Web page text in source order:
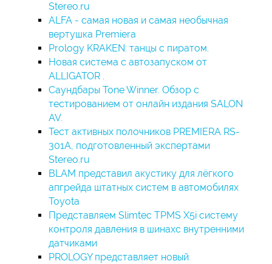
Stereo.ru
ALFA - самая новая и самая необычная
вертушка Premiera
Prology KRAKEN: танцы с пиратом.
Новая система с автозапуском от
ALLIGATOR .
Cаундбары Tone Winner. Обзор с
тестированием от онлайн издания SALON
AV.
Тест активных полочников PREMIERA RS-
301A, подготовленный экспертами
Stereo.ru
BLAM представил акустику для лёгкого
апгрейда штатных систем в автомобилях
Toyota
Представляем Slimtec TPMS X5i cистему
контроля давления в шинахс внутренними
датчиками
PROLOGY представляет новый